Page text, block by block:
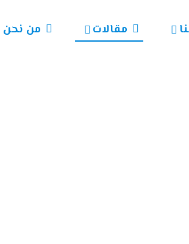
مقالات من نحن